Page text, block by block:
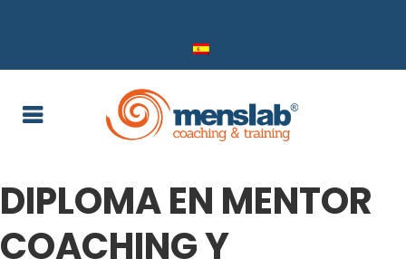
DIPLOMA EN MENTOR
COACHING Y